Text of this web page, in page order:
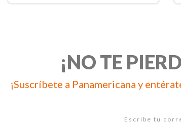
¡NO TE
¡Suscríbete a Panamericana y